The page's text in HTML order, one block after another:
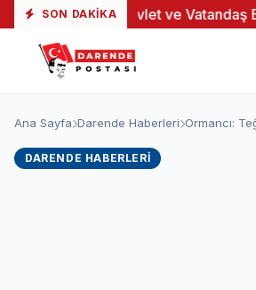
SON DAKIKA
● Devlet ve Vatandaş El Ele
Ana Sayfa Darende Haberleri Ormancı:
DARENDE HABERLERI